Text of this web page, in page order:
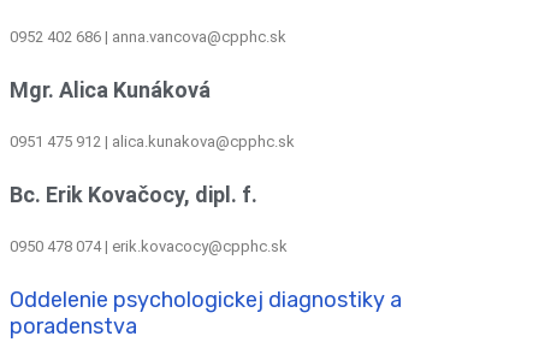
0952 402 686 | anna.vancova@cpphc.sk
Mgr. Alica Kunáková
0951 475 912 | alica.kunakova@cpphc.sk
Bc. Erik Kovačocy, dipl. f.
0950 478 074 | erik.kovacocy@cpphc.sk
Oddelenie psychologickej diagnostiky a
poradenstva